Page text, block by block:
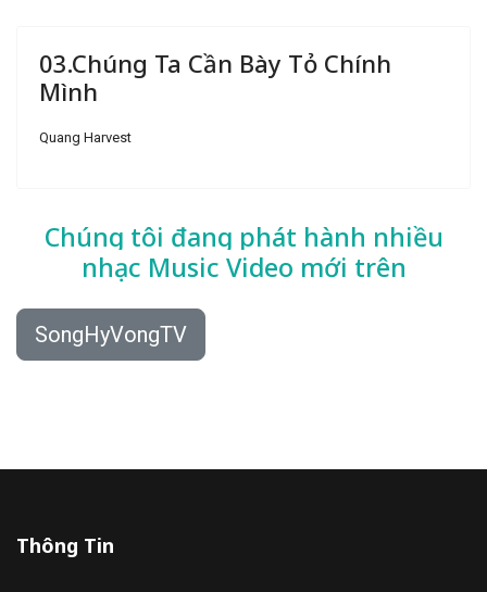
03.Chúng Ta Cần Bày Tỏ Chính
Mình
Quang Harvest
Chúng tôi đang phát hành nhiều
nhạc Music Video mới trên
SongHyVongTV
Thông Tin